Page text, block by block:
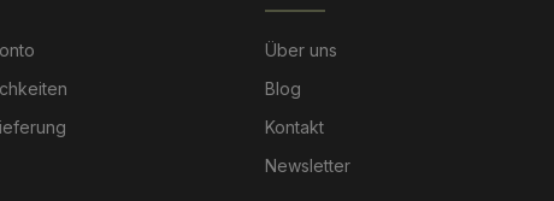
Über uns
Blog
Kontakt
Newsletter